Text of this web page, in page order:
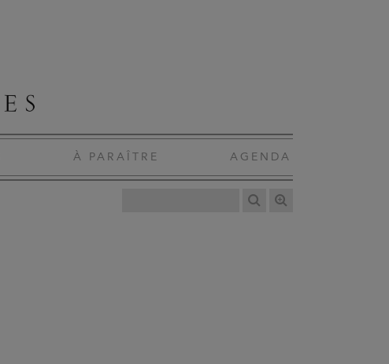
À PARAÎTRE AGENDA